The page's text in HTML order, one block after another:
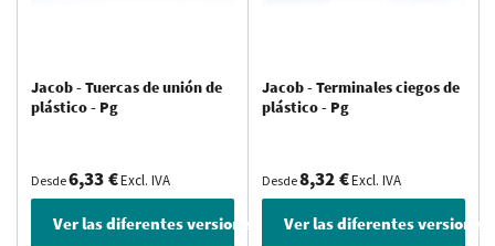
Jacob - Tuercas de unión de
plástico - Pg
Desde6,33 €Excl. IVA
Ver las diferentes versiones
Jacob - Terminales ciegos de
plástico - Pg
Desde8,32 €Excl. IVA
Ver las diferentes versiones